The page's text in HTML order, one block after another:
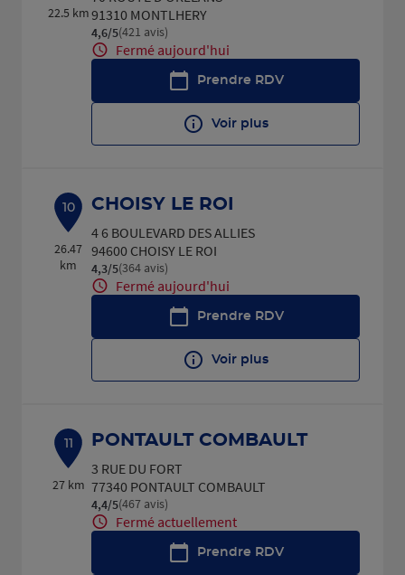
22.5 km91310 MONTLHERY
4,6/5Note de 4.6 sur 5
(421 avis)
Fermé aujourd'hui
Prendre RDV
Voir plus
10
26.47
km
CHOISY LE ROI
4 6 BOULEVARD DES ALLIES
94600 CHOISY LE ROI
4,3/5Note de 4.3 sur 5
(364 avis)
Fermé aujourd'hui
Prendre RDV
Voir plus
11
27 km
PONTAULT COMBAULT
3 RUE DU FORT
77340 PONTAULT COMBAULT
4,4/5Note de 4.4 sur 5
(467 avis)
Fermé actuellement
Prendre RDV